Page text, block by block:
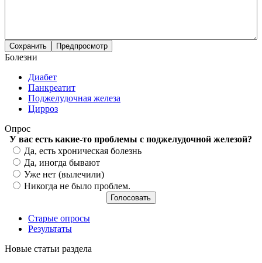
Болезни
Диабет
Панкреатит
Поджелудочная железа
Цирроз
Опрос
У вас есть какие-то проблемы с поджелудочной железой?
Варианты
Да, есть хроническая болезнь
Да, иногда бывают
Уже нет (вылечили)
Никогда не было проблем.
Старые опросы
Результаты
Новые статьи раздела